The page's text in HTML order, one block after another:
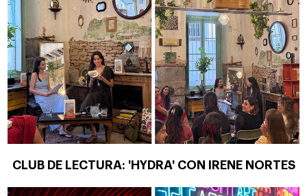
CLUB DE LECTURA: 'HYDRA' CON IRENE NORTES